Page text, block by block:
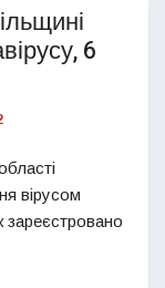
6
вірусом